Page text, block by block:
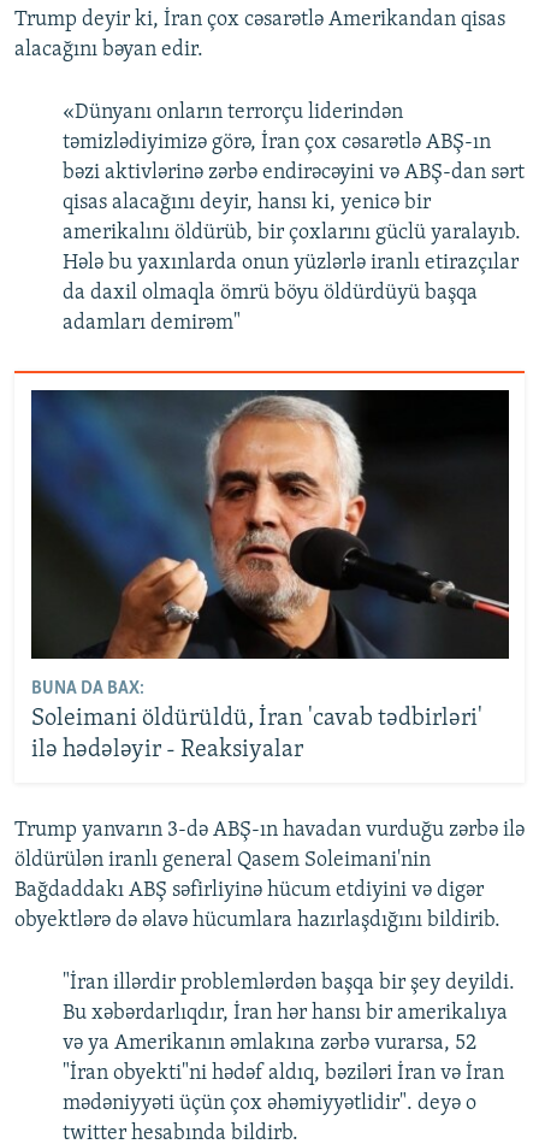
Trump deyir ki, İran çox cəsarətlə Amerikandan qisas
alacağını bəyan edir.
«Dünyanı onların terrorçu liderindən
təmizlədiyimizə görə, İran çox cəsarətlə ABŞ-ın
bəzi aktivlərinə zərbə endirəcəyini və ABŞ-dan sərt
qisas alacağını deyir, hansı ki, yenicə bir
amerikalını öldürüb, bir çoxlarını güclü yaralayıb.
Hələ bu yaxınlarda onun yüzlərlə iranlı etirazçılar
da daxil olmaqla ömrü böyu öldürdüyü başqa
adamları demirəm"
BUNA DA BAX:
Soleimani öldürüldü, İran 'cavab tədbirləri'
ilə hədələyir - Reaksiyalar
Trump yanvarın 3-də ABŞ-ın havadan vurduğu zərbə ilə
öldürülən iranlı general Qasem Soleimani'nin
Bağdaddakı ABŞ səfirliyinə hücum etdiyini və digər
obyektlərə də əlavə hücumlara hazırlaşdığını bildirib.
"İran illərdir problemlərdən başqa bir şey deyildi.
Bu xəbərdarlıqdır, İran hər hansı bir amerikalıya
və ya Amerikanın əmlakına zərbə vurarsa, 52
"İran obyekti"ni hədəf aldıq, bəziləri İran və İran
mədəniyyəti üçün çox əhəmiyyətlidir". deyə o
twitter hesabında bildirb.